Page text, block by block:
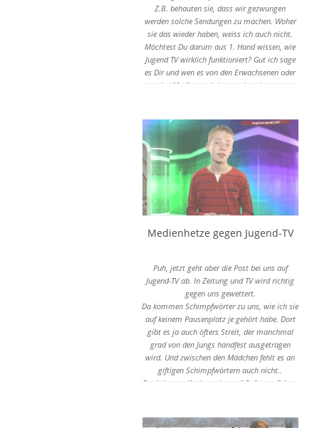
Z.B. behauten sie, dass wir gezwungen
werden solche Sendungen zu machen. Woher
sie das wieder haben, weiss ich auch nicht.
Möchtest Du darum aus 1. Hand wissen, wie
Jugend TV wirklich funktioniert? Gut ich sage
es Dir und wen es von den Erwachsenen oder
von den Medien auch interessiert, kann gerne
Medienhetze gegen Jugend-TV
Puh, jetzt geht aber die Post bei uns auf
Jugend-TV ab. In Zeitung und TV wird richtig
gegen uns gewettert.
Da kommen Schimpfwörter zu uns, wie ich sie
auf keinem Pausenplatz je gehört habe. Dort
gibt es ja auch öfters Streit, der manchmal
grad von den Jungs handfest ausgetragen
wird. Und zwischen den Mädchen fehlt es an
giftigen Schimpfwörtern auch nicht..
Der Leher greift ein und sagt:" Sofort aufhören
Aber was jetzt läuft finde ich echt kein